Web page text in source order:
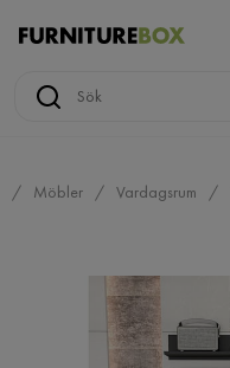
Möbler Vardagsrum